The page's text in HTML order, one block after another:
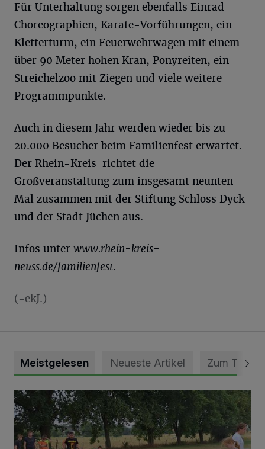
Für Unterhaltung sorgen ebenfalls Einrad-
Choreographien, Karate-Vorführungen, ein
Kletterturm, ein Feuerwehrwagen mit einem
über 90 Meter hohen Kran, Ponyreiten, ein
Streichelzoo mit Ziegen und viele weitere
Programmpunkte.
Auch in diesem Jahr werden wieder bis zu
20.000 Besucher beim Familienfest erwartet.
Der Rhein-Kreis richtet die
Großveranstaltung zum insgesamt neunten
Mal zusammen mit der Stiftung Schloss Dyck
und der Stadt Jüchen aus.
Infos unter www.rhein-kreis-
neuss.de/familienfest.
(-ekJ.)
Meistgelesen Neueste Artikel Zum Thema
Pünktlich zum Schützenfest den Weg zum Festzelt